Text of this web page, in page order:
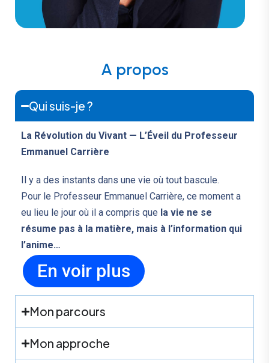
A propos
Qui suis-je ?
La Révolution du Vivant — L’Éveil du Professeur
Emmanuel Carrière
Il y a des instants dans une vie où tout bascule.
Pour le Professeur Emmanuel Carrière, ce moment a
eu lieu le jour où il a compris que la vie ne se
résume pas à la matière, mais à l’information qui
l’anime…
En voir plus
Mon parcours
Mon approche